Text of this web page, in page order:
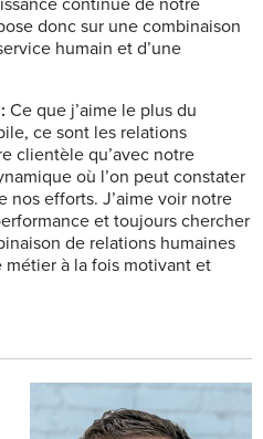
donc sur une combinaison
humain et d’une
Ce que j’aime le plus du
ce sont les relations
clientèle qu’avec notre
où l’on peut constater
nos efforts. J’aime voir notre
et toujours chercher
de relations humaines
à la fois motivant et